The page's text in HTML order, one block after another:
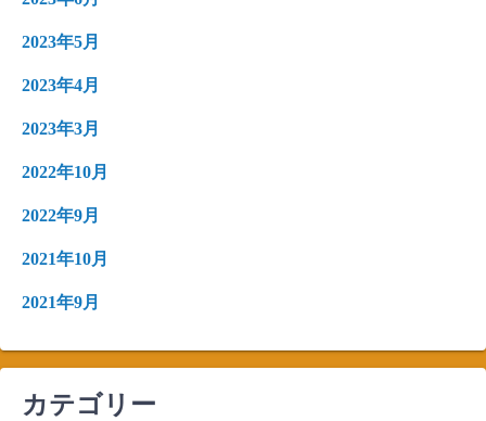
2023年5月
2023年4月
2023年3月
2022年10月
2022年9月
2021年10月
2021年9月
カテゴリー